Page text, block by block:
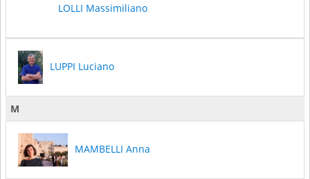
LOLLI Massimiliano
LUPPI Luciano
M
MAMBELLI Anna